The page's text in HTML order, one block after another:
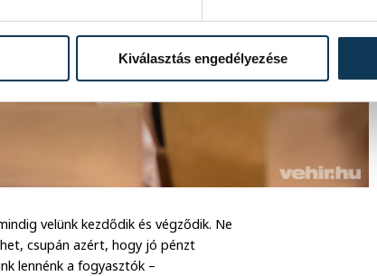
Kiválasztás engedélyezése
velünk kezdődik és végződik. Ne
csupán azért, hogy jó pénzt
lennénk a fogyasztók –